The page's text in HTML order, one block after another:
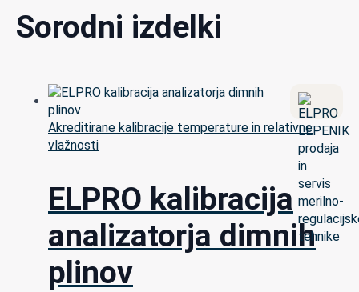
Sorodni izdelki
Akreditirane kalibracije temperature in relativne
vlažnosti
ELPRO kalibracija
analizatorja dimnih
plinov